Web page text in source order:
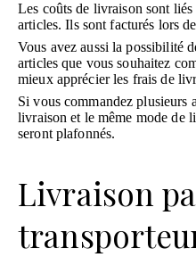
Les coûts de livraison sont
articles. Ils sont facturés lors
Vous avez aussi la possibilité
articles que vous souhaitez
mieux apprécier les frais de
Si vous commandez plusieurs
livraison et le même mode de
seront plafonnés.
Livraison